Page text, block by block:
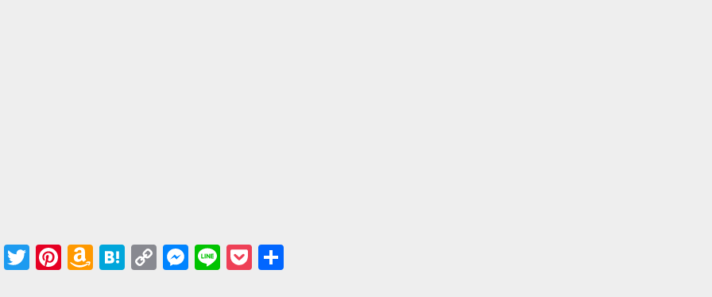
Twitter PinterestAmazonHatena
Copy
Messenger
Line Pocket